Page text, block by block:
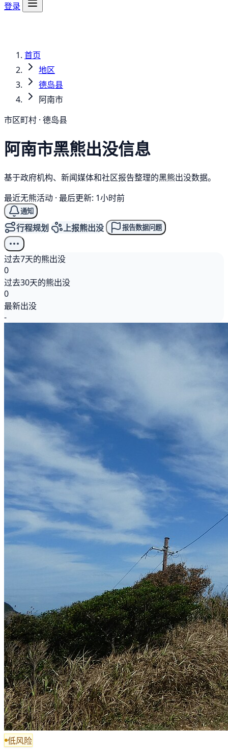
登录
首页
地区
德岛县
阿南市
市区町村 · 德岛县
阿南市黑熊出没信息
基于政府机构、新闻媒体和社区报告整理的黑熊出没数据。
最近无熊活动 · 最后更新: 1小时前
通知
行程规划 上报熊出没 报告数据问题
过去7天的熊出没
0
过去30天的熊出没
0
最新出没
-
低风险